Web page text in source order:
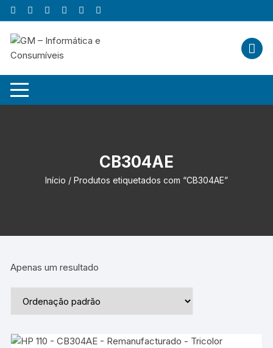
Skip
to
content
CB304AE
Início / Produtos etiquetados com “CB304AE”
Apenas um resultado